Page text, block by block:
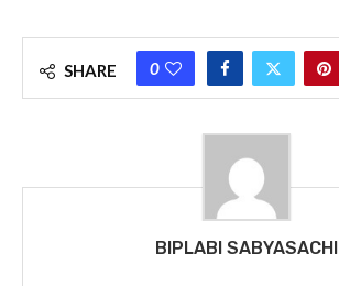
SHARE 0
BIPLABI SABYASACHI